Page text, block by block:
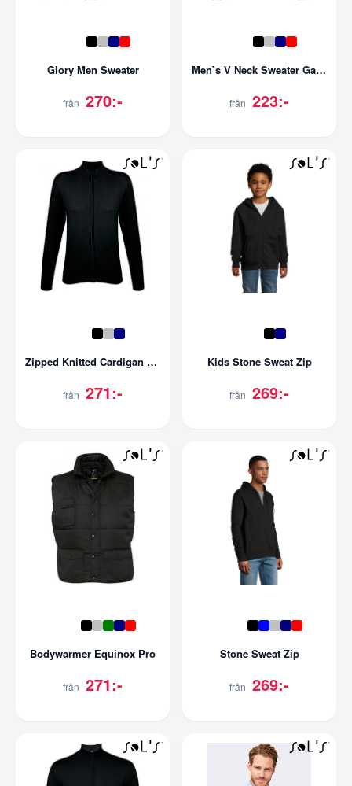
Glory Men Sweater
från 270:-
Men`s V Neck Sweater Galaxy
från 223:-
Zipped Knitted Cardigan Gordon Women
från 271:-
Kids Stone Sweat Zip
från 269:-
Bodywarmer Equinox Pro
från 271:-
Stone Sweat Zip
från 269:-